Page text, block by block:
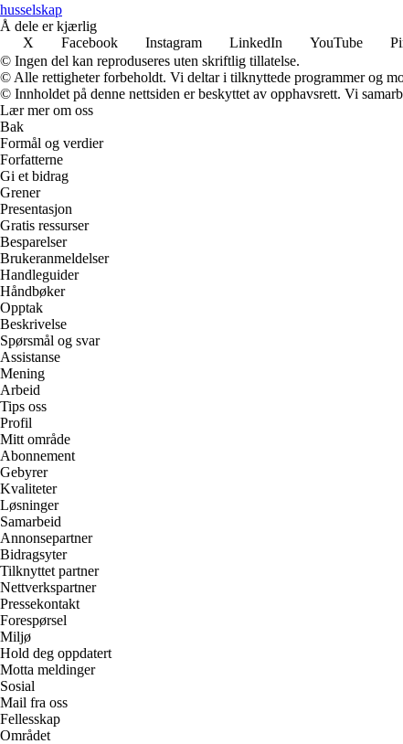
husselskap
Å dele er kjærlig
X
Facebook Instagram LinkedIn YouTube
© Ingen del kan reproduseres uten skriftlig tillatelse.
© Alle rettigheter forbeholdt. Vi deltar i tilknyttede programmer og
© Innholdet på denne nettsiden er beskyttet av opphavsrett. Vi
Lær mer om oss
Bak
Formål og verdier
Forfatterne
Gi et bidrag
Grener
Presentasjon
Gratis ressurser
Besparelser
Brukeranmeldelser
Handleguider
Håndbøker
Opptak
Beskrivelse
Spørsmål og svar
Assistanse
Mening
Arbeid
Tips oss
Profil
Mitt område
Abonnement
Gebyrer
Kvaliteter
Løsninger
Samarbeid
Annonsepartner
Bidragsyter
Tilknyttet partner
Nettverkspartner
Pressekontakt
Forespørsel
Miljø
Hold deg oppdatert
Motta meldinger
Sosial
Mail fra oss
Fellesskap
Området